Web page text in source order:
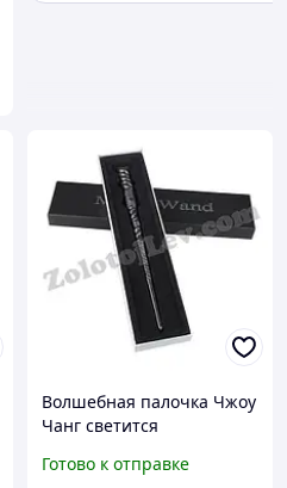
Волшебная палочка Чжоу
Чанг светится
Готово к отправке